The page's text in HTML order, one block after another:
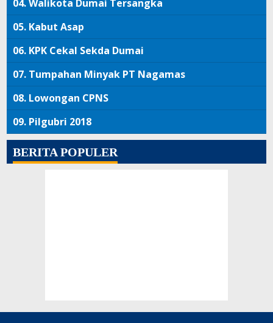
04.Walikota Dumai Tersangka
05. Kabut Asap
06. KPK Cekal Sekda Dumai
07. Tumpahan Minyak PT Nagamas
08. Lowongan CPNS
09. Pilgubri 2018
BERITA POPULER